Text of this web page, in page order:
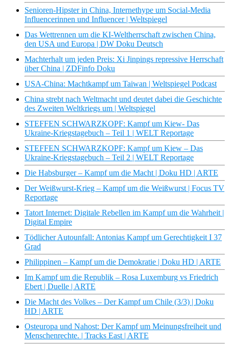
Senioren-Hipster in China, Internethype um Social-Media
Influencerinnen und Influencer | Weltspiegel
Das Wettrennen um die KI-Weltherrschaft zwischen China,
den USA und Europa | DW Doku Deutsch
Machterhalt um jeden Preis: Xi Jinpings repressive Herrschaft
über China | ZDFinfo Doku
USA-China: Machtkampf um Taiwan | Weltspiegel Podcast
China strebt nach Weltmacht und deutet dabei die Geschichte
des Zweiten Weltkriegs um | Weltspiegel
STEFFEN SCHWARZKOPF: Kampf um Kiew- Das
Ukraine-Kriegstagebuch – Teil 1 | WELT Reportage
STEFFEN SCHWARZKOPF: Kampf um Kiew – Das
Ukraine-Kriegstagebuch – Teil 2 | WELT Reportage
Die Habsburger – Kampf um die Macht | Doku HD | ARTE
Der Weißwurst-Krieg – Kampf um die Weißwurst | Focus TV
Reportage
Tatort Internet: Digitale Rebellen im Kampf um die Wahrheit |
Digital Empire
Tödlicher Autounfall: Antonias Kampf um Gerechtigkeit I 37
Grad
Philippinen – Kampf um die Demokratie | Doku HD | ARTE
Im Kampf um die Republik – Rosa Luxemburg vs Friedrich
Ebert | Duelle | ARTE
Die Macht des Volkes – Der Kampf um Chile (3/3) | Doku
HD | ARTE
Osteuropa und Nahost: Der Kampf um Meinungsfreiheit und
Menschenrechte. | Tracks East | ARTE